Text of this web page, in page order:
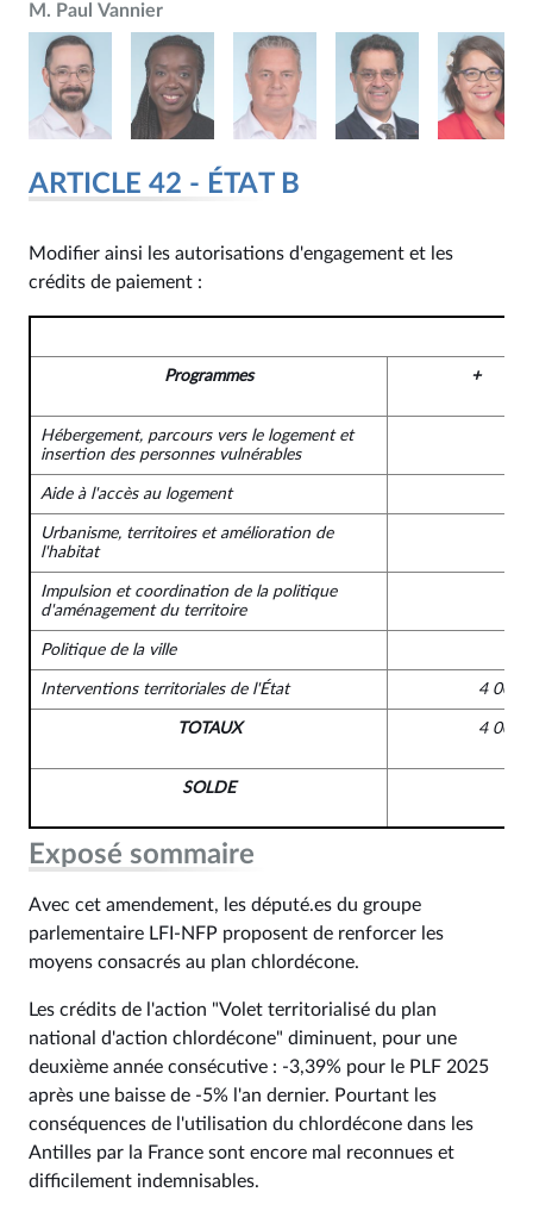
M. Paul Vannier
ARTICLE 42 - ÉTAT B
Modifier ainsi les autorisations d'engagement et les
crédits de paiement :
Programmes +
Hébergement, parcours vers le logement et
insertion des personnes vulnérables
Aide à l'accès au logement
Urbanisme, territoires et amélioration de
l'habitat
Impulsion et coordination de la politique
d'aménagement du territoire
Politique de la ville
Interventions territoriales de l'État 4 000
TOTAUX 4 000
SOLDE
Exposé sommaire
Avec cet amendement, les député.es du groupe
parlementaire LFI-NFP proposent de renforcer les
moyens consacrés au plan chlordécone.
Les crédits de l'action "Volet territorialisé du plan
national d'action chlordécone" diminuent, pour une
deuxième année consécutive : -3,39% pour le PLF 2025
après une baisse de -5% l'an dernier. Pourtant les
conséquences de l'utilisation du chlordécone dans les
Antilles par la France sont encore mal reconnues et
difficilement indemnisables.